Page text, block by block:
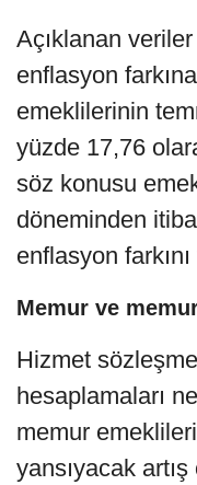
Açıklanan
enflasyon
emeklilerinin
yüzde 17,76
söz konusu
döneminden
enflasyon
Memur ve
Hizmet
hesaplamaları
memur
yansıyacak